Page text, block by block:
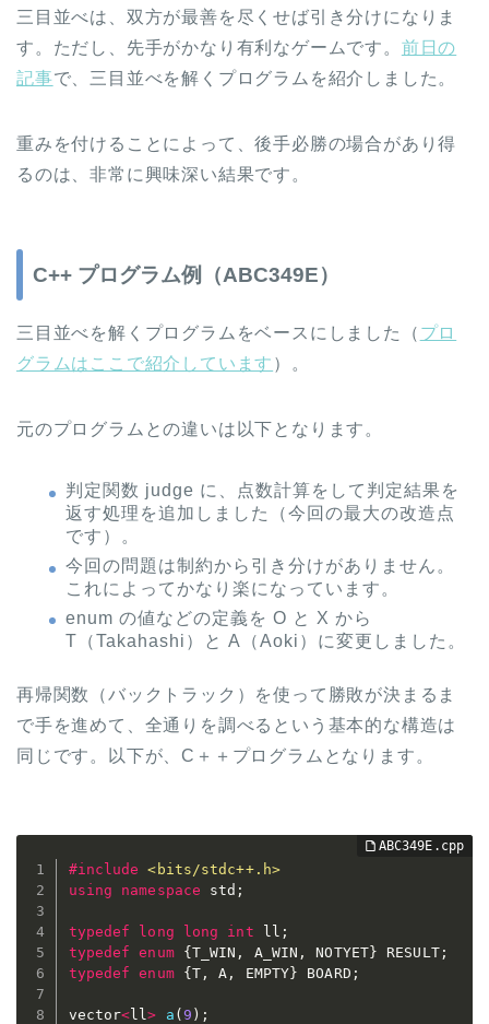
三目並べは、双方が最善を尽くせば引き分けになりま
す。ただし、先手がかなり有利なゲームです。 前日の
記事で、三目並べを解くプログラムを紹介しました。
重みを付けることによって、後手必勝の場合があり得
るのは、非常に興味深い結果です。
C++ プログラム例（ABC349E）
三目並べを解くプログラムをベースにしました（ プロ
グラムはここで紹介しています ）。
元のプログラムとの違いは以下となります。
判定関数 judge に、点数計算をして判定結果を
返す処理を追加しました（今回の最大の改造点
です）。
今回の問題は制約から引き分けがありません。
これによってかなり楽になっています。
enum の値などの定義を O と X から
T（Takahashi）と A（Aoki）に変更しました。
再帰関数（バックトラック）を使って勝敗が決まるま
で手を進めて、全通りを調べるという基本的な構造は
同じです。以下が、C＋＋プログラムとなります。
#include
<bits/stdc++.h>
using
namespace std ;
typedef long long int ll ;
typedef
enum { T_WIN , A_WIN , NOTYET} RESULT;
typedef
enum { T , A , EMPTY } BOARD ;
vector< ll> a ( 9 ) ;